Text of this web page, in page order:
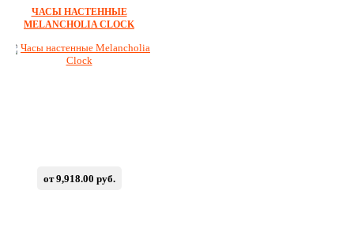
ЧАСЫ НАСТЕННЫЕ
MELANCHOLIA CLOCK
от 9,918.00 руб.